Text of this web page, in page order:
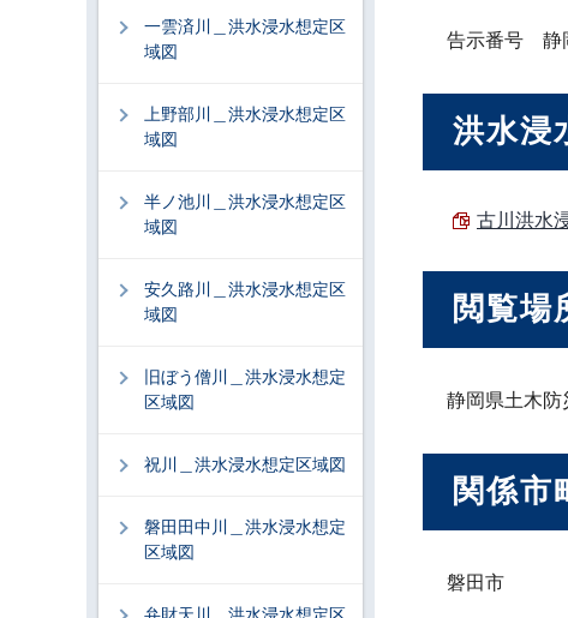
告示番号 静
洪水浸
古川洪水
閲覧場
静岡県土木防
関係市
磐田市
一雲済川＿洪水浸水想定区
域図
上野部川＿洪水浸水想定区
域図
半ノ池川＿洪水浸水想定区
域図
安久路川＿洪水浸水想定区
域図
旧ぼう僧川＿洪水浸水想定
区域図
祝川＿洪水浸水想定区域図
磐田田中川＿洪水浸水想定
区域図